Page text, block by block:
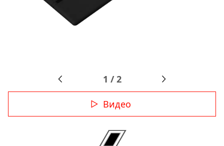
1 /2
Видео